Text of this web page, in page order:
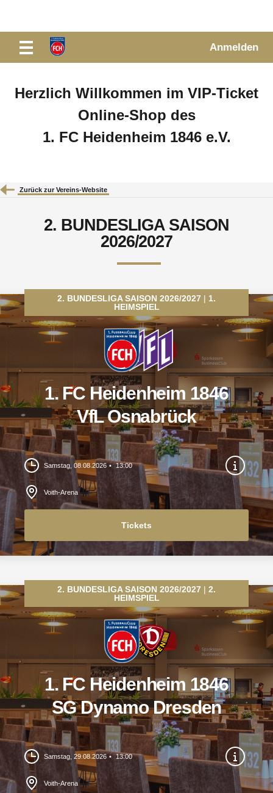
Anmelden
Herzlich Willkommen im VIP-Ticket
Online-Shop des
1. FC Heidenheim 1846 e.V.
Zurück zur Vereins-Website
2. BUNDESLIGA SAISON
2026/2027
2. BUNDESLIGA SAISON 2026/2027
1.
HEIMSPIEL
1. FC Heidenheim 1846
VfL Osnabrück
Samstag, 08.08.2026 13:00
Voith-Arena
Tickets
2. BUNDESLIGA SAISON 2026/2027
2.
HEIMSPIEL
1. FC Heidenheim 1846
SG Dynamo Dresden
Samstag, 29.08.2026 13:00
Voith-Arena